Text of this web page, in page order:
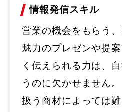
情報発信スキル
営業の機会をもらう
魅力のプレゼンや提
く伝えられる力は、
うのに欠かせません。
扱う商材によっては